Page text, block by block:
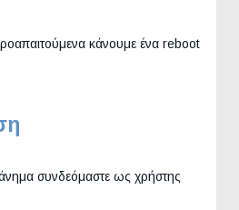
κάνουμε ένα reboot
συνδεόμαστε ως χρήστης